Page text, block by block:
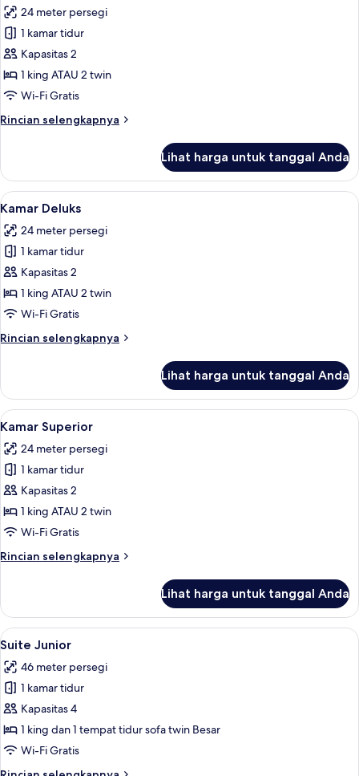
foto
untuk
Kamar
Comfort
24 meter persegi
1 kamar tidur
Kapasitas 2
1 king ATAU 2 twin
Wi-Fi Gratis
Rincian selengkapnya
Rincian
Kamar
Comfort
Lihat harga untuk tanggal Anda
Lihat
semua
foto
untuk
Kamar
Deluks
Kamar Deluks | Brankas, meja kerja,
5
Kamar Deluks
24 meter persegi
1 kamar tidur
Kapasitas 2
1 king ATAU 2 twin
Wi-Fi Gratis
Rincian selengkapnya
Rincian
Kamar
Deluks
Lihat harga untuk tanggal Anda
Lihat
semua
foto
untuk
Kamar
Superior
Kamar Superior | Brankas, meja
5
Kamar Superior
24 meter persegi
1 kamar tidur
Kapasitas 2
1 king ATAU 2 twin
Wi-Fi Gratis
Rincian selengkapnya
Rincian
Kamar
Superior
Lihat harga untuk tanggal Anda
Lihat
semua
foto
untuk
Suite
Junior
Suite Junior | Brankas, meja kerja,
9
Suite Junior
46 meter persegi
1 kamar tidur
Kapasitas 4
1 king dan 1 tempat tidur sofa twin Besar
Wi-Fi Gratis